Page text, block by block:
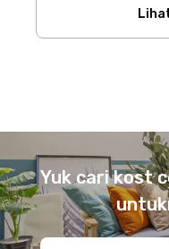
Yuk cari kost